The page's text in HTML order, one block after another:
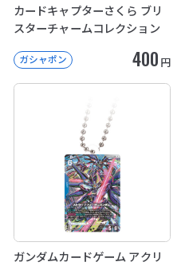
カードキャプターさくら ブリ
スターチャームコレクション
ガシャポン 400 円
ガンダムカードゲーム アクリ